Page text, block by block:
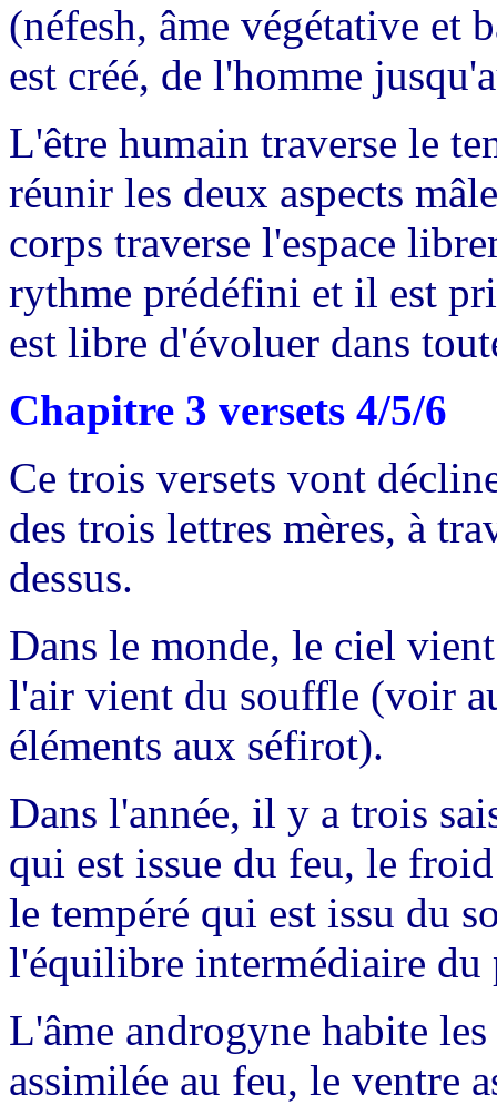
(néfesh, âme végétative et
est créé, de l'homme
L'être humain traverse le
réunir les deux aspects
corps traverse l'espace
rythme prédéfini et il est
est libre d'évoluer dans
Chapitre 3 versets 4/5/6
Ce trois versets vont
des trois lettres mères, à
dessus.
Dans le monde, le ciel
l'air vient du souffle (voir
éléments aux séfirot).
Dans l'année, il y a trois
qui est issue du feu, le
le tempéré qui est issu du
l'équilibre intermédiaire du
L'âme androgyne habite
assimilée au feu, le ventre